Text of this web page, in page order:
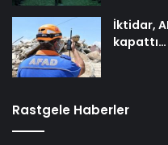
İktidar,
kapattı…
Rastgele Haberler